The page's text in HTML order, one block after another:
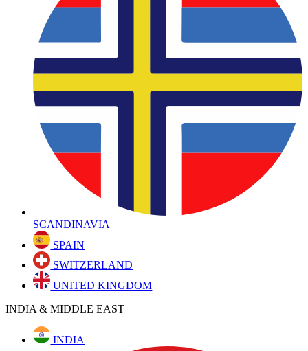
SCANDINAVIA
SPAIN
SWITZERLAND
UNITED KINGDOM
INDIA & MIDDLE EAST
INDIA